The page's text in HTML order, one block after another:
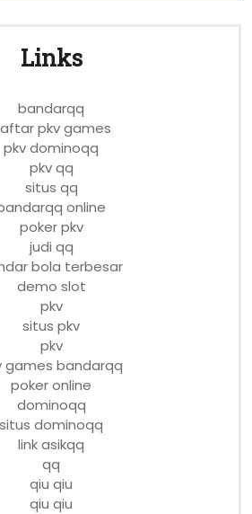
Links
bandarqq
pkv games
pkv dominoqq
pkv qq
situs qq
online
poker pkv
judi qq
bola terbesar
demo slot
pkv
situs pkv
pkv
games bandarqq
poker online
dominoqq
situs dominoqq
link asikqq
qq
qiu qiu
qiu qiu